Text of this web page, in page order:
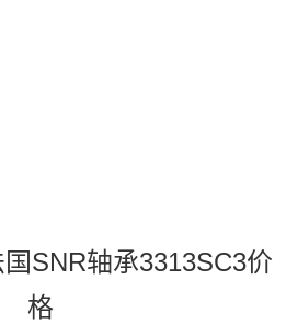
SNR轴承3313SC3价
格